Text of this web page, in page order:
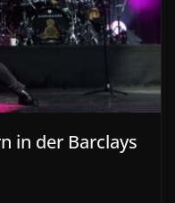
in der Barclays